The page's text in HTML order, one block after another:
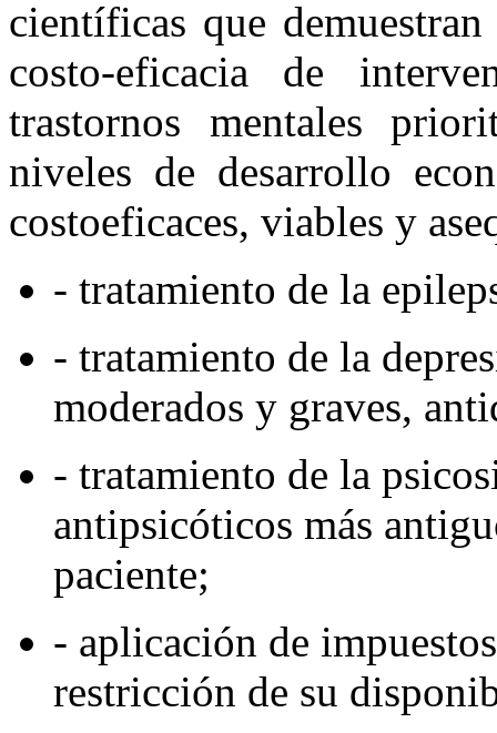
científicas que
costo-eficacia de
trastornos mentales
niveles de desarrollo
costoeficaces, viables y
- tratamiento de la
- tratamiento de la
moderados y graves,
- tratamiento de la
antipsicóticos más
paciente;
- aplicación de
restricción de su